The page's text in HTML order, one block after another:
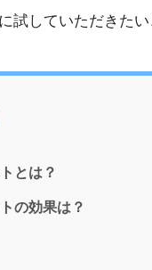
試していただきた
とは？
の効果は？